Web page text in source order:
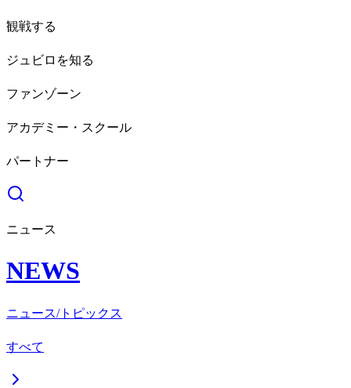
観戦する
ジュビロを知る
ファンゾーン
アカデミー・スクール
パートナー
ニュース
NEWS
ニュース/トピックス
すべて